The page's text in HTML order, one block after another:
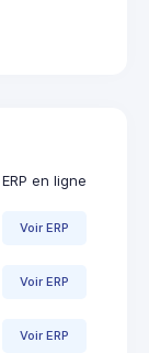
ERP en ligne
Voir ERP
Voir ERP
Voir ERP